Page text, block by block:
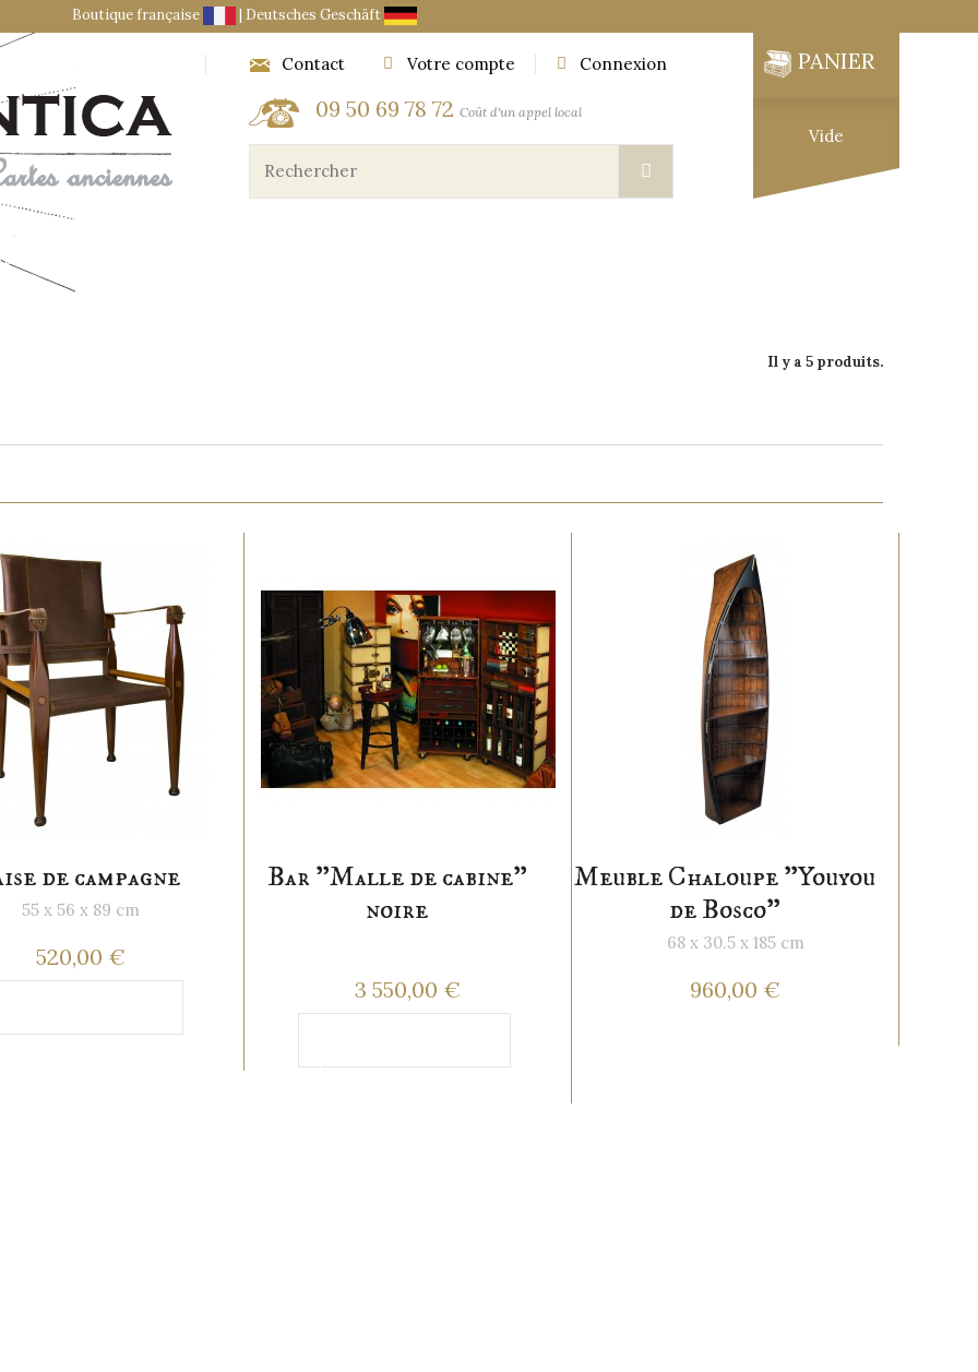
Boutique française | Deutsches Geschäft
PANIER
Vide
Connexion
Votre compte
Contact
09 50 69 78 72 Coût d'un appel local
ET OBJETS DU CARTOGRAPHE
Il y a 5 produits.
de campagne
55 x 56 x 89 cm
520,00 €
Bar "Malle de cabine"
noire
3 550,00 €
Meuble Chaloupe "Youyou
de Bosco"
68 x 30.5 x 185 cm
960,00 €